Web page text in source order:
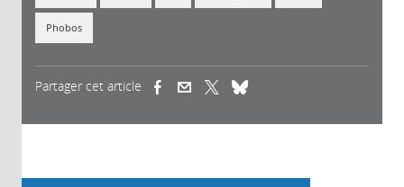
Phobos
Partager cet article (link is external)(link is external)